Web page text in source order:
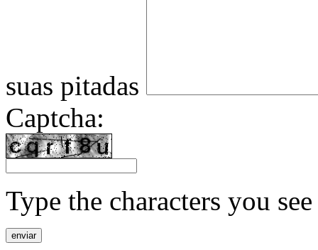
suas pitadas
Captcha:
Type the characters you